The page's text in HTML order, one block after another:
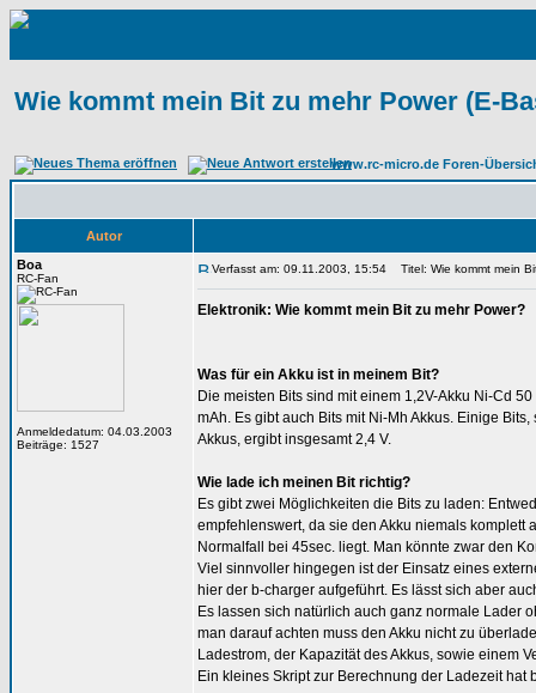
Wie kommt mein Bit zu mehr Power (E-
www.rc-micro.de Foren-
Autor
Boa
RC-Fan
Anmeldedatum: 04.03.2003
Beiträge: 1527
Verfasst am: 09.11.2003, 15:54 Titel: Wie kommt mein
Elektronik: Wie kommt mein Bit zu mehr Power?
Was für ein Akku ist in meinem Bit?
Die meisten Bits sind mit einem 1,2V-Akku Ni-Cd
mAh. Es gibt auch Bits mit Ni-Mh Akkus. Einige
Akkus, ergibt insgesamt 2,4 V.
Wie lade ich meinen Bit richtig?
Es gibt zwei Möglichkeiten die Bits zu laden:
empfehlenswert, da sie den Akku niemals
Normalfall bei 45sec. liegt. Man könnte zwar den
Viel sinnvoller hingegen ist der Einsatz eines
hier der b-charger aufgeführt. Es lässt sich aber
Es lassen sich natürlich auch ganz normale Lader
man darauf achten muss den Akku nicht zu
Ladestrom, der Kapazität des Akkus, sowie einem
Ein kleines Skript zur Berechnung der Ladezeit